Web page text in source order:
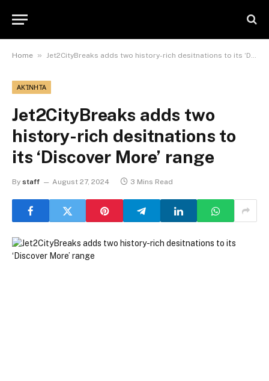
Home » Jet2CityBreaks adds two history-rich desitnations to its ‘Discover More’ range
ΑΚΊΝΗΤΑ
Jet2CityBreaks adds two
history-rich desitnations to
its ‘Discover More’ range
By staff August 27, 2024 3 Mins Read